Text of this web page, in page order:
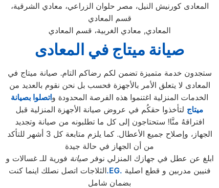
المعادى كورنيش النيل، مصر حلوان الزراعي، معادي الشرقية،
قسم المعادي
المعادي, معادي الغربية، قسم المعادي
صيانة ميتاج في المعادى
ستجدون خدمة متميزة تضمن لكم رضاكم التام. صيانة ميتاج في
المعادى لا يتعلق الأمر بالأجهزة فحسب بل نحن نقوم بالعديد من
الخدمات المنزلية اغتنموا هذه الفرصة المحدودة واتصلوا بصيانة
ميتاج لتأخذوا حقكُم في عروض صيانة الأجهزة المنزلية قبل
افتراقهُ منَّا! ستحتاجون إلى كل ما تطلبونه من صيانة وتجديد
الجهاز، وإصلاح جميع الأعطال. كما يلزم متابعة كل 3 أشهر للتأكد
من أن الجهاز في حالة جيدة
ابلغ عن عطل في جهازك المنزلي نوفرصيانة فورية للـ غسالات و
الثلاجات اتصل نصلك اينما كنت.EG.
بضمان شامل